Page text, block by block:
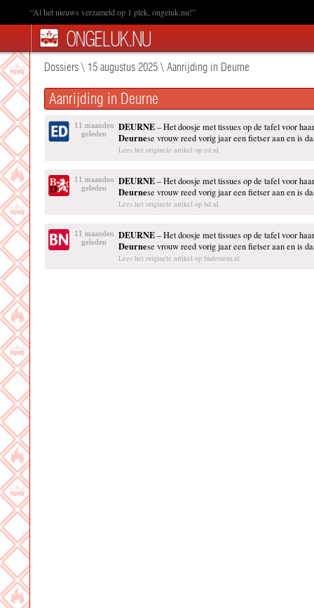
“Al het nieuws verzameld op 1 plek, ongeluk.nu!”
Dossiers\ 15 augustus 2025\ Aanrijding in Deurne
Aanrijding in Deurne
11 maanden
geleden
DEURNE– Het doosje met tissues op de tafel voor
Deurnese vrouw reed vorig jaar een fietser aan en is
Lees het originele artikel op ed.nl
11 maanden
geleden
DEURNE– Het doosje met tissues op de tafel voor
Deurnese vrouw reed vorig jaar een fietser aan en is
Lees het originele artikel op bd.nl
11 maanden
geleden
DEURNE– Het doosje met tissues op de tafel voor
Deurnese vrouw reed vorig jaar een fietser aan en is
Lees het originele artikel op bndestem.nl